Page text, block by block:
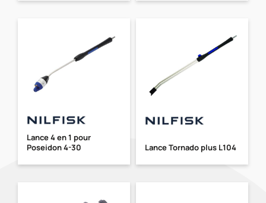
Lance 4 en 1 pour
Poseidon 4-30
Lance Tornado plus L104